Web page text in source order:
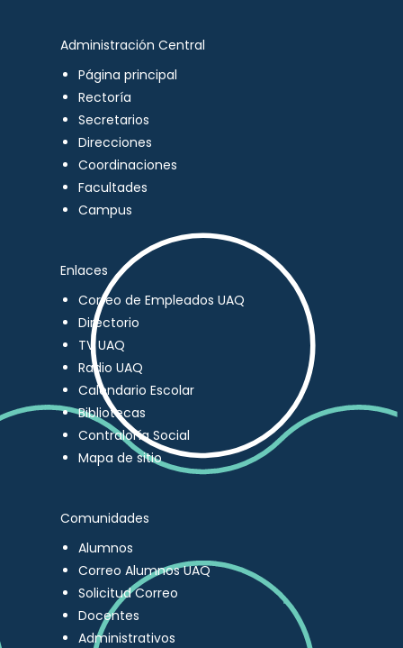
Administración Central
Página principal
Rectoría
Secretarios
Direcciones
Coordinaciones
Facultades
Campus
Enlaces
Correo de Empleados UAQ
Directorio
TV UAQ
Radio UAQ
Calendario Escolar
Bibliotecas
Contraloría Social
Mapa de sitio
Comunidades
Alumnos
Correo Alumnos UAQ
Solicitud Correo
Docentes
Administrativos